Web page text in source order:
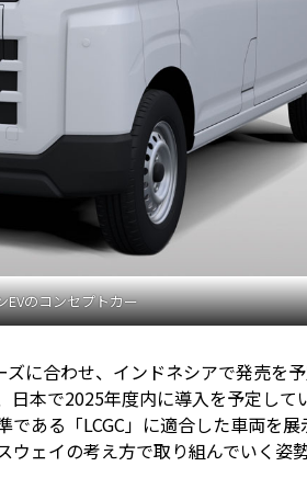
EVのコンセプトカー
に合わせ、インドネシアで発売を
日本で2025年度内に導入を予定し
ある「LCGC」に適合した車両を
ェイの考え方で取り組んでいく姿